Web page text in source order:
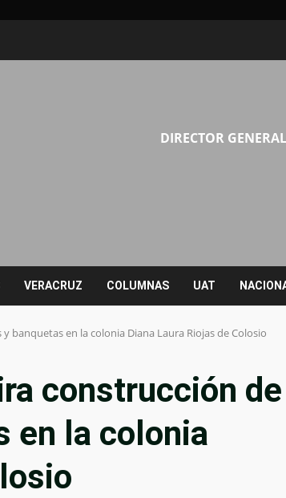
DIRECTOR
VERACRUZ COLUMNAS UAT
banquetas en la colonia Diana Laura Riojas de Colosio
construcción de
en la colonia